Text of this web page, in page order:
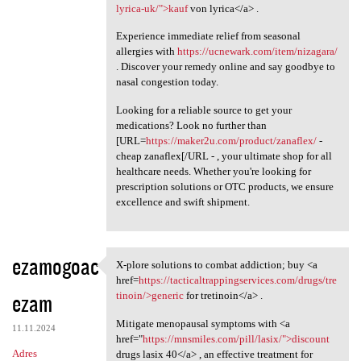
lyrica-uk/">kaufvon lyrica</a> .
Experience immediate relief from seasonal
allergies with https://ucnewark.com/item/nizagara/
. Discover your remedy online and say goodbye to
nasal congestion today.
Looking for a reliable source to get your
medications? Look no further than
[URL=https://maker2u.com/product/zanaflex/-
cheap zanaflex[/URL - , your ultimate shop for all
healthcare needs. Whether you're looking for
prescription solutions or OTC products, we ensure
excellence and swift shipment.
ezamogoac
ezam
11.11.2024
Adres
X-plore solutions to combat
X-plore solutions to combat addiction; buy <a
href=https://tacticaltrappingservices.com/drugs/tre
tinoin/>genericfor tretinoin</a> .
Mitigate menopausal symptoms with <a
href="https://mnsmiles.com/pill/lasix/">discount
drugs lasix 40</a> , an effective treatment for